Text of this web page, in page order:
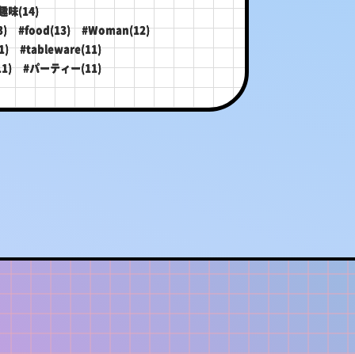
味(14)
#food(13)
#Woman(12)
#tableware(11)
#パーティー(11)